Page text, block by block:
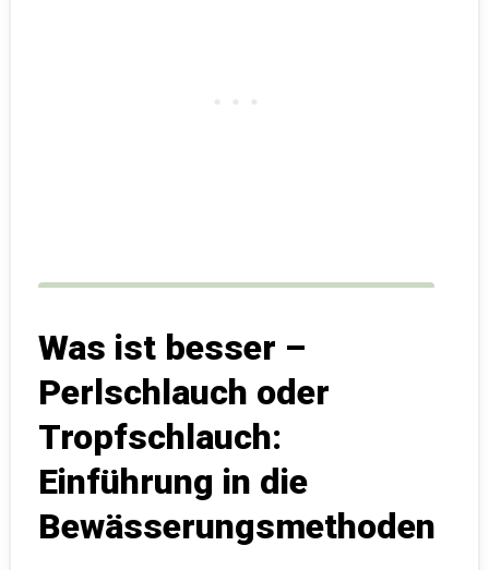
Was ist besser –
Perlschlauch oder
Tropfschlauch:
Einführung in die
Bewässerungsmethoden